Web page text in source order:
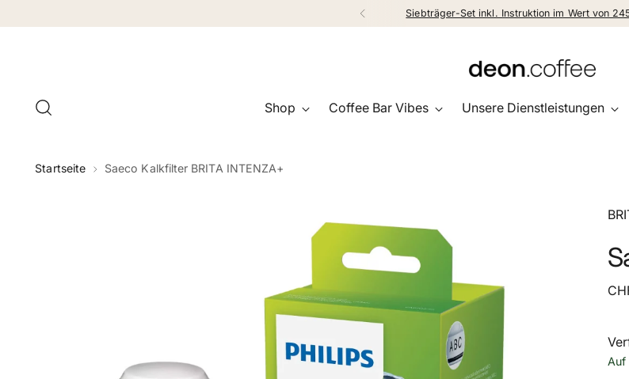
Siebträger-Set inkl. Instruktion im Wert von
Shop Coffee Bar Vibes Unsere Dienstleistungen
Startseite Saeco Kalkfilter BRITA INTENZA+
Auf